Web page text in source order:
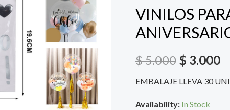
VINILOS
$5.000
original
era:
$ 5.000.
$ 3.000
EMBALAJE LLEVA 30
Availability: In Stock